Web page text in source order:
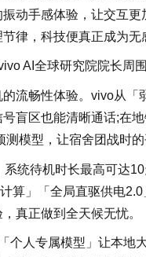
动手感体验，让交互
律，科技便真正成为无
AI全球研究院院长周
流畅性体验。vivo从「
盲区也能清晰通话;在
模型，让宿舍团战时的
统待机时长最高可达
算」「全局直驱供电
真正做到全天候无忧。
个人专属模型」让本地